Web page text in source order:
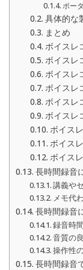
ポー
具体的な
まとめ
ボイス
ボイスレ
ボイスレ
ボイスレ
ボイスレ
ボイスレ
ボイス
ボイス
ボイス
長時間録音
講義や
メモ代
長時間録音
録音時
音質の
操作性
長時間録音